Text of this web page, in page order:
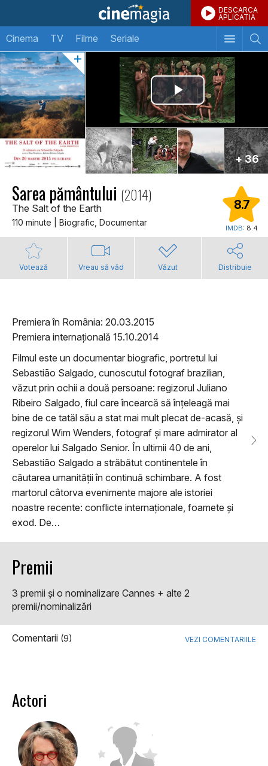
DESCARCA
APLICATIA
Cinema TV Filme Seriale
+ 36
Sarea pământului (2014)
The Salt of the Earth
110 minute | Biografic, Documentar
8.7
IMDB: 8.4
Votează Vreau să văd Văzut Distribuie
Premiera în România: 20.03.2015
Premiera internațională 15.10.2014
Filmul este un documentar biografic, portretul lui
Sebastião Salgado, cunoscutul fotograf brazilian,
văzut prin ochii a două persoane: regizorul Juliano
Ribeiro Salgado, fiul care încearcă să înțeleagă mai
bine de ce tatăl său a stat mai mult plecat de-acasă, și
regizorul Wim Wenders, fotograf și mare admirator al
operelor lui Salgado Senior. În ultimii 40 de ani,
Sebastião Salgado a străbătut continentele în
căutarea umanității în continuă schimbare. A fost
martorul câtorva evenimente majore ale istoriei
noastre recente: conflicte internaționale, foamete și
exod. De…
Premii
3 premii şi o nominalizare Cannes + alte 2
premii/nominalizări
Comentarii (9) VEZI COMENTARIILE
Actori